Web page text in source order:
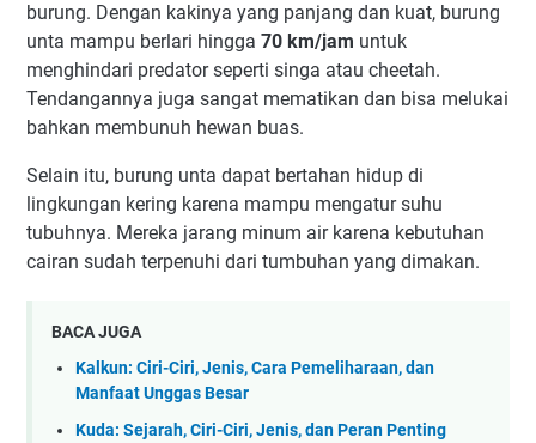
burung. Dengan kakinya yang panjang dan kuat, burung
unta mampu berlari hingga 70 km/jam untuk
menghindari predator seperti singa atau cheetah.
Tendangannya juga sangat mematikan dan bisa melukai
bahkan membunuh hewan buas.
Selain itu, burung unta dapat bertahan hidup di
lingkungan kering karena mampu mengatur suhu
tubuhnya. Mereka jarang minum air karena kebutuhan
cairan sudah terpenuhi dari tumbuhan yang dimakan.
BACA JUGA
Kalkun: Ciri-Ciri, Jenis, Cara Pemeliharaan, dan
Manfaat Unggas Besar
Kuda: Sejarah, Ciri-Ciri, Jenis, dan Peran Penting